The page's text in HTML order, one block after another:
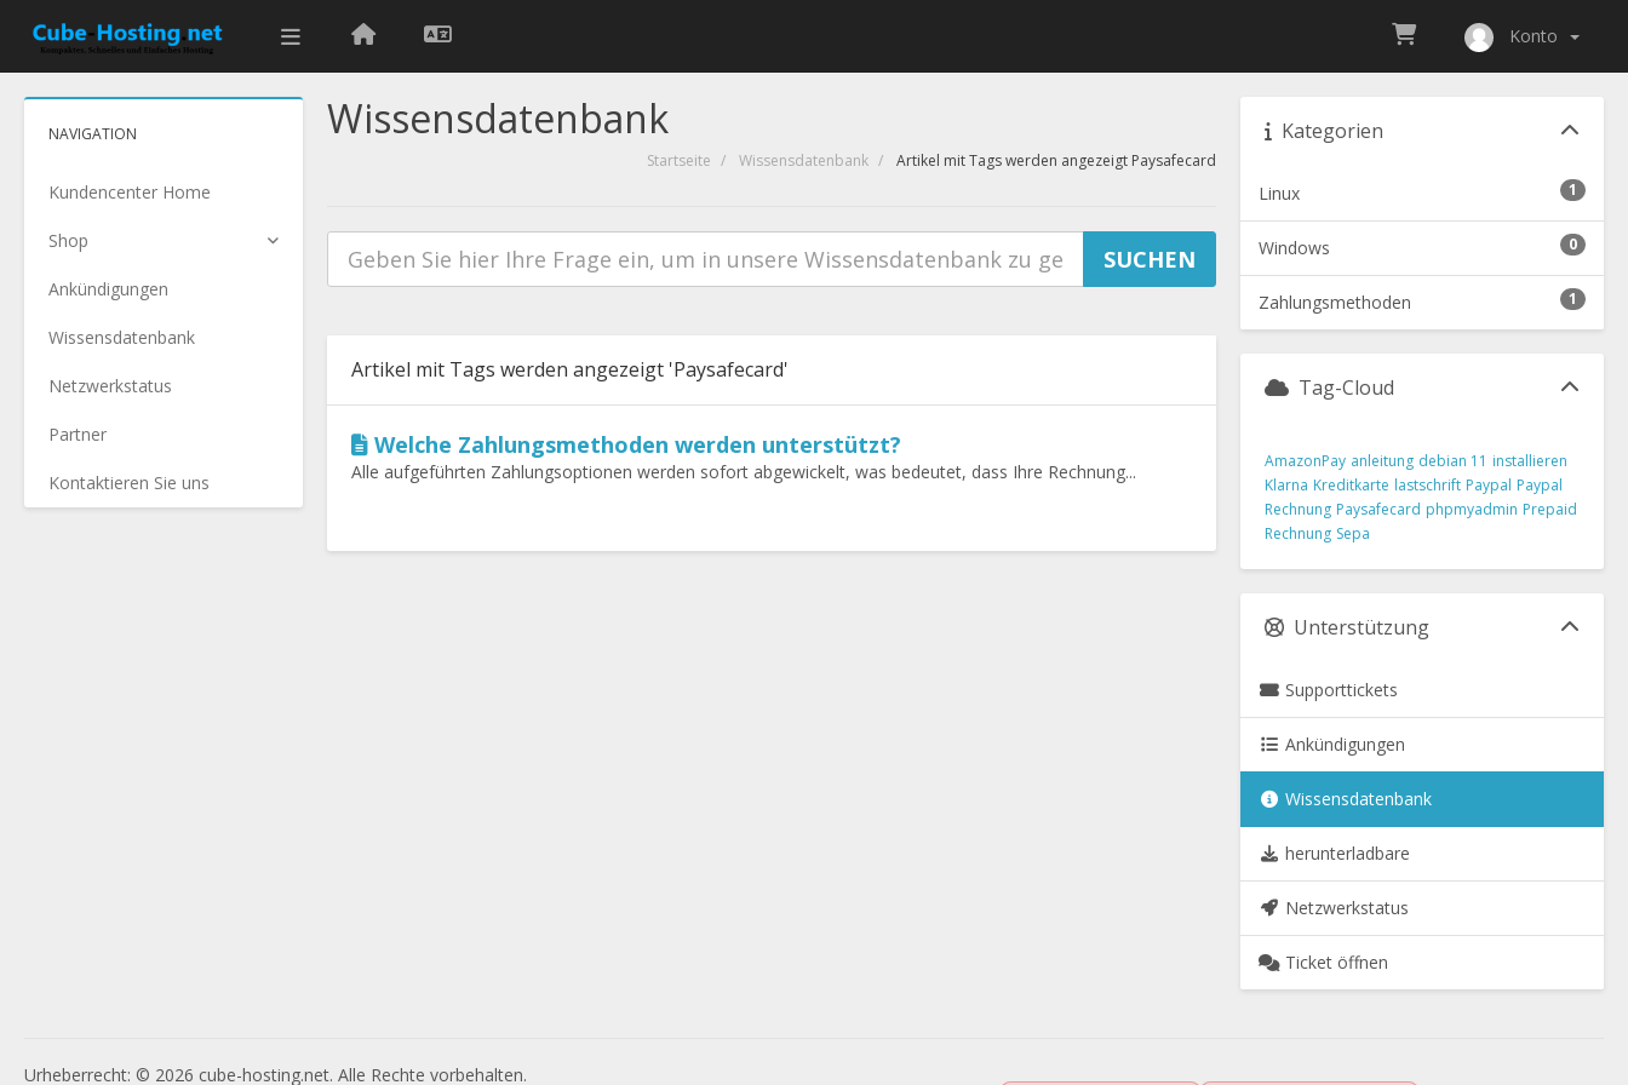
Konto
NAVIGATION
Kundencenter Home
Shop
Ankündigungen
Wissensdatenbank
Netzwerkstatus
Partner
Kontaktieren Sie uns
Wissensdatenbank
Startseite Wissensdatenbank Artikel mit Tags werden angezeigt Paysafecard
Artikel mit Tags werden angezeigt 'Paysafecard'
Welche Zahlungsmethoden werden unterstützt?
Alle aufgeführten Zahlungsoptionen werden sofort abgewickelt, was bedeutet, dass Ihre Rechnung...
Kategorien
1
Linux
0
Windows
1
Zahlungsmethoden
Tag-Cloud
AmazonPay anleitung debian 11 installieren
Klarna Kreditkarte lastschrift Paypal Paypal
Rechnung Paysafecard phpmyadmin Prepaid
Rechnung Sepa
Unterstützung
Supporttickets
Ankündigungen
Wissensdatenbank
herunterladbare
Netzwerkstatus
Ticket öffnen
Urheberrecht: © 2026 cube-hosting.net. Alle Rechte vorbehalten.